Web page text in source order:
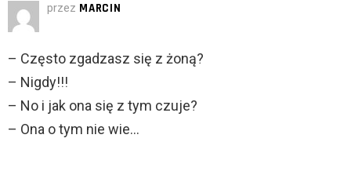
przez MARCIN
– Często zgadzasz się z żoną?
– Nigdy!!!
– No i jak ona się z tym czuje?
– Ona o tym nie wie…